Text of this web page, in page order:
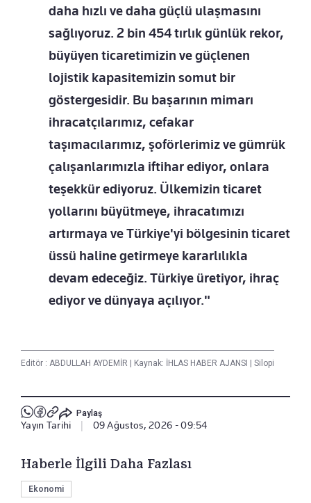
daha hızlı ve daha güçlü ulaşmasını
sağlıyoruz. 2 bin 454 tırlık günlük rekor,
büyüyen ticaretimizin ve güçlenen
lojistik kapasitemizin somut bir
göstergesidir. Bu başarının mimarı
ihracatçılarımız, cefakar
taşımacılarımız, şoförlerimiz ve gümrük
çalışanlarımızla iftihar ediyor, onlara
teşekkür ediyoruz. Ülkemizin ticaret
yollarını büyütmeye, ihracatımızı
artırmaya ve Türkiye'yi bölgesinin ticaret
üssü haline getirmeye kararlılıkla
devam edeceğiz. Türkiye üretiyor, ihraç
ediyor ve dünyaya açılıyor."
Editör : ABDULLAH AYDEMİR Kaynak: İHLAS HABER AJANSI Silopi
Paylaş
Yayın Tarihi 09 Ağustos, 2026 - 09:54
Haberle İlgili Daha Fazlası
Ekonomi